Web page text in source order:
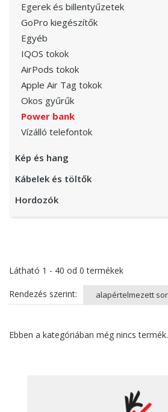
Egerek és billentyűzetek
GoPro kiegészítők
Egyéb
IQOS tokok
AirPods tokok
Apple Air Tag tokok
Okos gyűrűk
Power bank
Vízálló telefontok
Kép és hang
Kábelek és töltők
Hordozók
Látható 1 - 40 od 0 termékek
Rendezés szerint:
Ebben a kategóriában még nincs termék.